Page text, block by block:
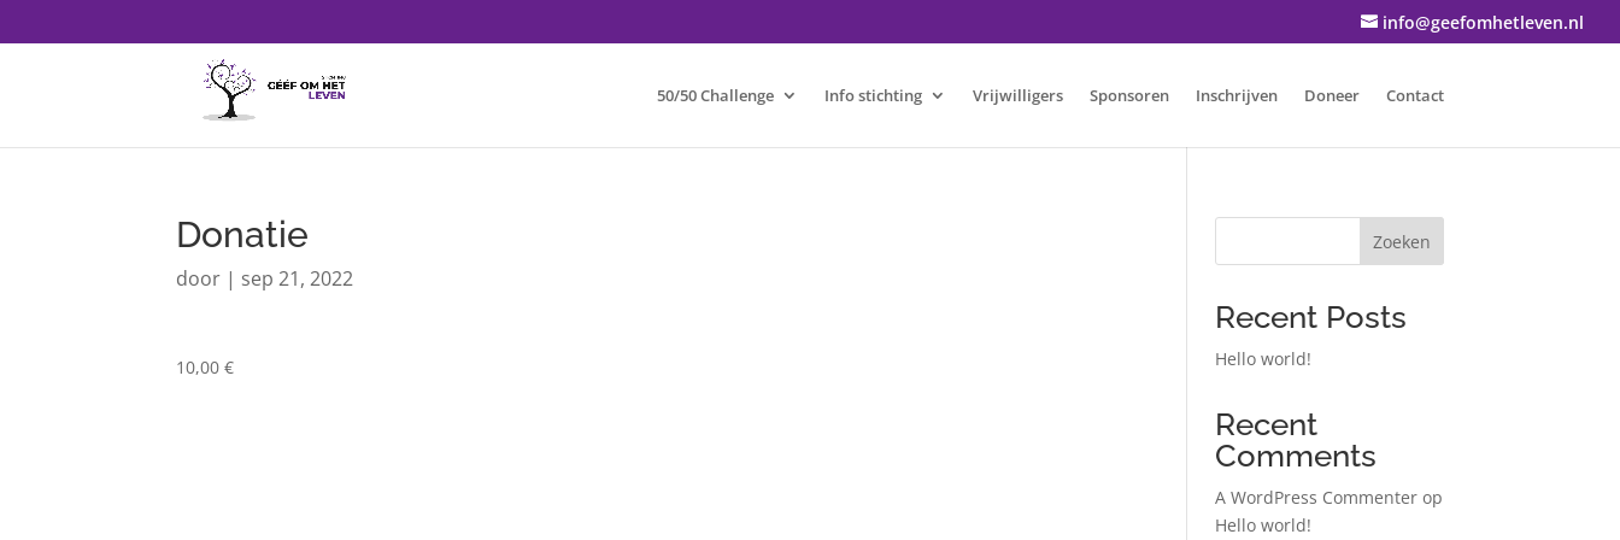
info@geefomhetleven.nl
50/50 Challenge Info stichting Vrijwilligers Sponsoren Inschrijven Doneer Contact
Donatie
door | sep 21, 2022
10,00 €
Zoeken
Recent Posts
Hello world!
Recent
Comments
A WordPress Commenter op
Hello world!